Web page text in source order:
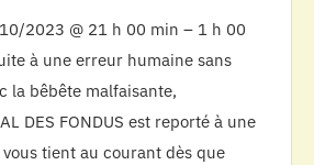
2023 @ 21 h 00 min – 1 h 00
à une erreur humaine sans
la bêbête malfaisante,
DES FONDUS est reporté à une
tient au courant dès que